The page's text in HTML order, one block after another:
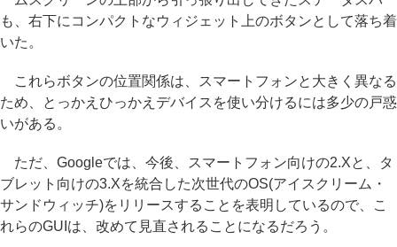
も、右下にコンパクトなウィジェット上のボタンとして落ち着
いた。
これらボタンの位置関係は、スマートフォンと大きく異なる
ため、とっかえひっかえデバイスを使い分けるには多少の戸惑
いがある。
ただ、Googleでは、今後、スマートフォン向けの2.Xと、タ
ブレット向けの3.Xを統合した次世代のOS(アイスクリーム・
サンドウィッチ)をリリースすることを表明しているので、こ
れらのGUIは、改めて見直されることになるだろう。